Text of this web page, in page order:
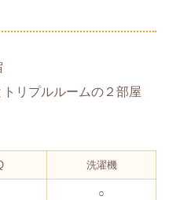
リプルルームの２部屋
洗濯機
○